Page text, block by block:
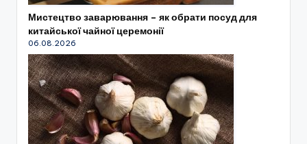
Мистецтво заварювання – як обрати посуд для
китайської чайної церемонії
06.08.2026